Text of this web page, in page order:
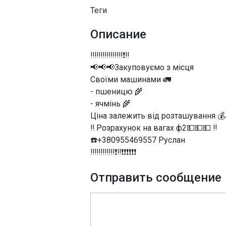
Теги
Описание
‼️‼️‼️‼️‼️‼️‼️‼️❗‼️
📢📢📢Закуповуємо з місця
Своїми машинами 🚛
- пшеницю 🌾
- ячмінь 🌾
Ціна залежить від розташування
‼️ Розрахунок на вагах ф2💵💵💵 ‼️
☎️+380955469557 Руслан
‼️‼️‼️‼️‼️‼️❗‼️❗❗❗❗❗❗
Отправить сообщение